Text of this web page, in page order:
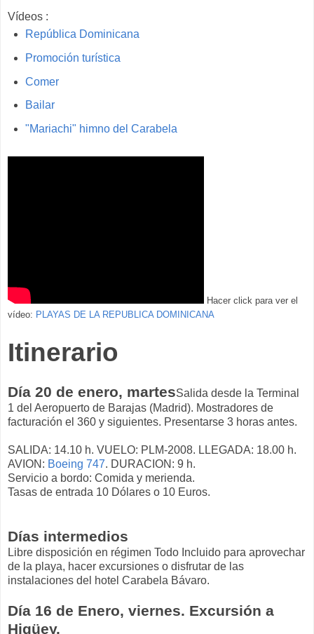
Vídeos :
República Dominicana
Promoción turística
Comer
Bailar
"Mariachi" himno del Carabela
Hacer click para ver el
vídeo: PLAYAS DE LA REPUBLICA DOMINICANA
Itinerario
Día 20 de enero, martesSalida desde la Terminal
1 del Aeropuerto de Barajas (Madrid). Mostradores de
facturación el 360 y siguientes. Presentarse 3 horas antes.
SALIDA: 14.10 h. VUELO: PLM-2008. LLEGADA: 18.00 h.
AVION: Boeing 747. DURACION: 9 h.
Servicio a bordo: Comida y merienda.
Tasas de entrada 10 Dólares o 10 Euros.
Días intermedios
Libre disposición en régimen Todo Incluido para aprovechar
de la playa, hacer excursiones o disfrutar de las
instalaciones del hotel Carabela Bávaro.
Día 16 de Enero, viernes. Excursión a
Higüey.